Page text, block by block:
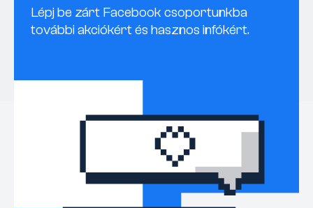
Lépj be zárt Facebook csoportunkba
további akciókért és hasznos infókért.